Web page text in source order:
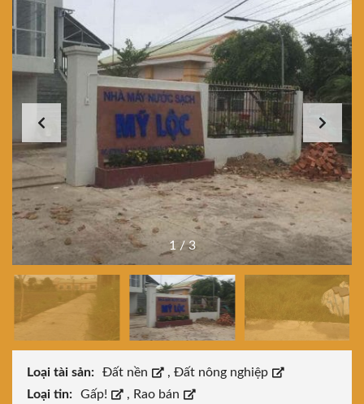
1/3
Loại tài sản: Đất nền , Đất nông nghiệp
Loại tin:
Gấp! , Rao bán